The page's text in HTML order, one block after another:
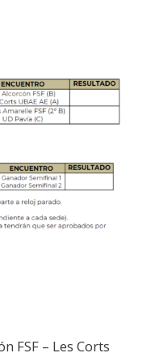
FSF – Les Corts